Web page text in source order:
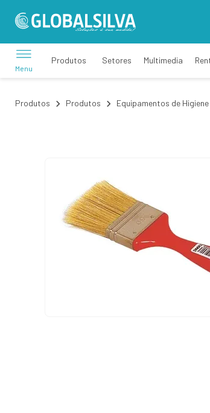
Menu
Produtos Setores Multimedia
Produtos Produtos Equipamentos de